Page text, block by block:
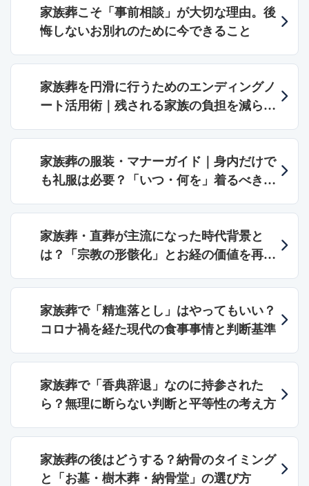
家族葬こそ「事前相談」が大切な理由。後
悔しないお別れのために今できること
家族葬を円滑に行うためのエンディングノ
ート活用術｜残される家族の負担を減らす
家族葬の服装・マナーガイド｜身内だけで
も礼服は必要？「いつ・何を」着るべきか
家族葬・直葬が主流になった時代背景と
は？「宗教の形骸化」とお経の価値を再考
家族葬で「精進落とし」はやってもいい？
コロナ禍を経た現代の食事事情と判断基準
家族葬で「香典辞退」なのに持参された
ら？無理に断らない判断と平等性の考え方
家族葬の後はどうする？納骨のタイミング
と「お墓・樹木葬・納骨堂」の選び方